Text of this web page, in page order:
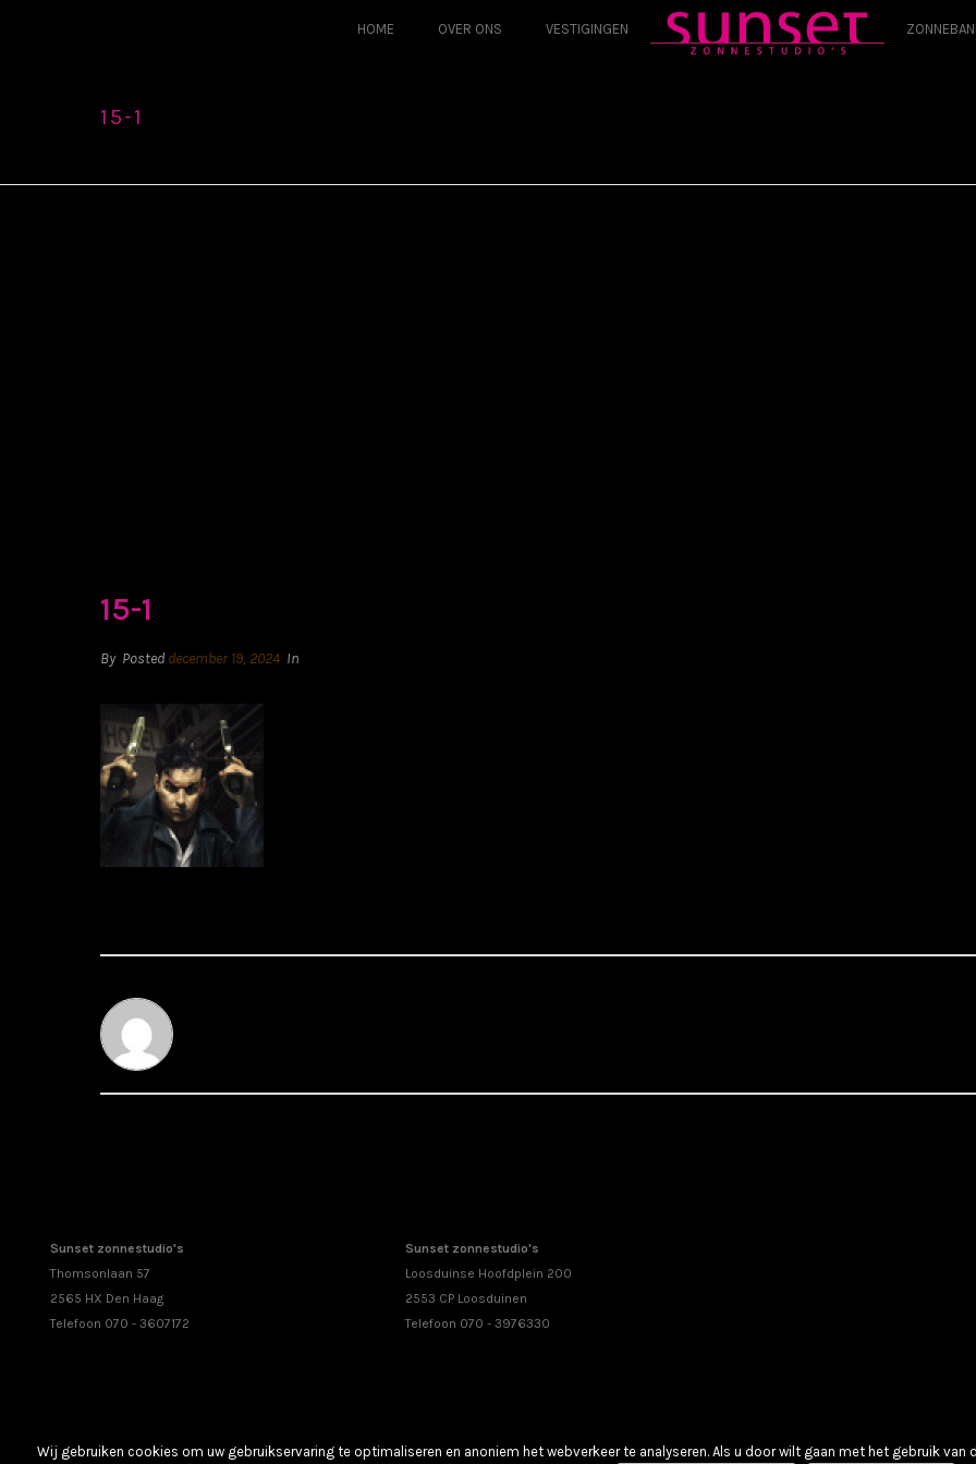
HOME OVER ONS VESTIGINGEN
15-1
15-1
By Posted december 19, 2024 In
Sunset zonnestudio's
Thomsonlaan 57
2565 HX Den Haag
Telefoon 070 - 3607172
Sunset zonnestudio's
Loosduinse Hoofdplein 200
2553 CP Loosduinen
Telefoon 070 - 3976330
Wij gebruiken cookies om uw gebruikservaring te optimaliseren en anoniem het webverkeer te analyseren. Als u door wilt gaan met het gebruik